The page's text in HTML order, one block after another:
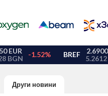
Други новини